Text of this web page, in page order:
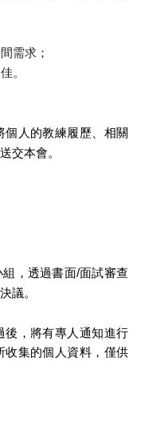
需求；
。
個人的教練履歷、相關
交本會。
，透過書面/面試審查
議。
後，將有專人通知進行
收集的個人資料，僅供